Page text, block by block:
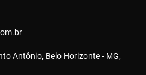
Antônio, Belo Horizonte - MG,